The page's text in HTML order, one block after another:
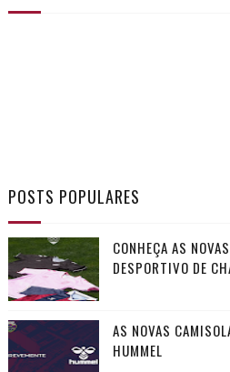
POSTS POPULARES
CONHEÇA AS
DESPORTIVO DE
AS NOVAS
HUMMEL